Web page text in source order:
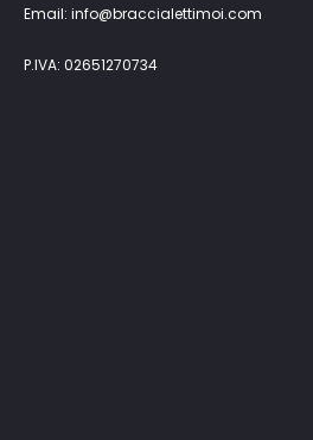
Email: info@braccialettimoi.com
P.IVA: 02651270734